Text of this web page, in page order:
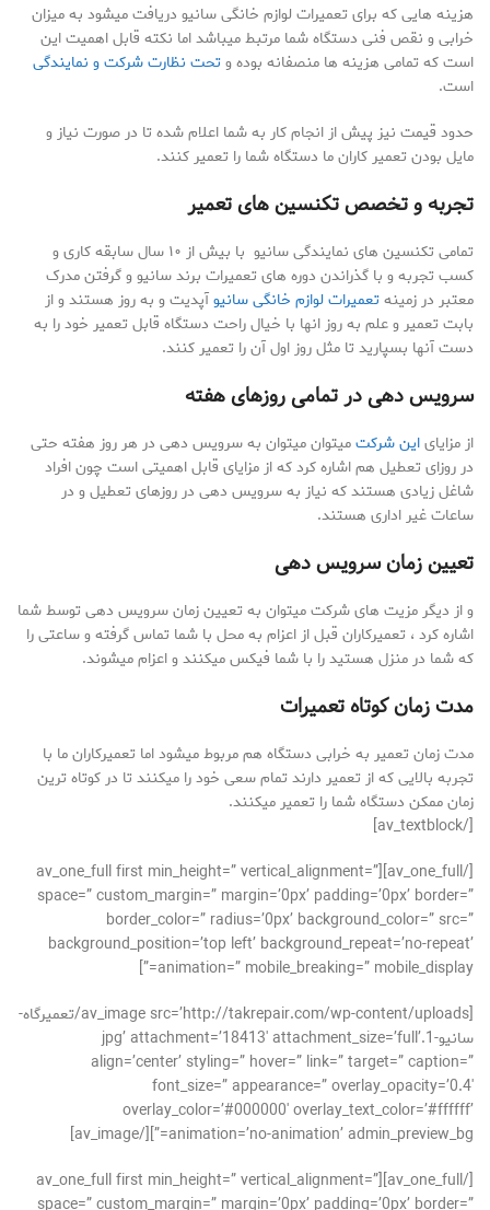
هزینه هایی که برای تعمیرات لوازم خانگی سانیو دریافت میشود به میزان
خرابی و نقص فنی دستگاه شما مرتبط میباشد اما نکته قابل اهمیت این
است که تمامی هزینه ها منصفانه بوده وتحت نظارت شرکت و نمایندگی
است.
حدود قیمت نیز پیش از انجام کار به شما اعلام شده تا در صورت نیاز و
مایل بودن تعمیر کاران ما دستگاه شما را تعمیر کنند.
تجربه و تخصص تکنسین های تعمیر
تمامی تکنسین های نمایندگی سانیو با بیش از ۱۰ سال سابقه کاری و
کسب تجربه و با گذراندن دوره های تعمیرات برند سانیو و گرفتن مدرک
معتبر در زمینهتعمیرات لوازم خانگی سانیوآپدیت و به روز هستند و از
بابت تعمیر و علم به روز انها با خیال راحت دستگاه قابل تعمیر خود را به
دست آنها بسپارید تا مثل روز اول آن را تعمیر کنند.
سرویس دهی در تمامی روزهای هفته
از مزایایاین شرکتمیتوان میتوان به سرویس دهی در هر روز هفته حتی
در روزای تعطیل هم اشاره کرد که از مزایای قابل اهمیتی است چون افراد
شاغل زیادی هستند که نیاز به سرویس دهی در روزهای تعطیل و در
ساعات غیر اداری هستند.
تعیین زمان سرویس دهی
و از دیگر مزیت های شرکت میتوان به تعیین زمان سرویس دهی توسط شما
اشاره کرد ، تعمیرکاران قبل از اعزام به محل با شما تماس گرفته و ساعتی را
که شما در منزل هستید را با شما فیکس میکنند و اعزام میشوند.
مدت زمان کوتاه تعمیرات
مدت زمان تعمیر به خرابی دستگاه هم مربوط میشود اما تعمیرکاران ما با
تجربه بالایی که از تعمیر دارند تمام سعی خود را میکنند تا در کوتاه ترین
زمان ممکن دستگاه شما را تعمیر میکنند.
[/av_textblock]
[/av_one_full][av_one_full first min_height=” vertical_alignment=”
space=” custom_margin=” margin=’0px’ padding=’0px’ border=”
border_color=” radius=’0px’ background_color=” src=”
background_position=’top left’ background_repeat=’no-repeat’
animation=” mobile_breaking=” mobile_display=”]
[av_image src=’http://takrepair.com/wp-content/uploads/تعمیرگاه-
سانیو-1.jpg’ attachment=’18413′ attachment_size=’full’
align=’center’ styling=” hover=” link=” target=” caption=”
font_size=” appearance=” overlay_opacity=’0.4′
overlay_color=’#000000′ overlay_text_color=’#ffffff’
animation=’no-animation’ admin_preview_bg=”][/av_image]
[/av_one_full][av_one_full first min_height=” vertical_alignment=”
space=” custom_margin=” margin=’0px’ padding=’0px’ border=”